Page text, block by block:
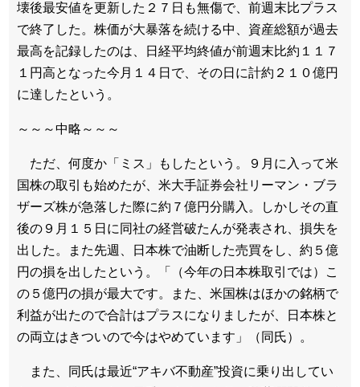
壊後最安値を更新した２７日も無傷で、前週末比プラス
で終了した。株価が大暴落を続ける中、資産総額が過去
最高を記録したのは、日経平均終値が前週末比約１１７
１円高となった今月１４日で、その日に計約２１０億円
に達したという。
～～～中略～～～
ただ、何度か「ミス」もしたという。９月に入って米
国株の取引も始めたが、米大手証券会社リーマン・ブラ
ザーズ株が急落した際に約７億円分購入。しかしその直
後の９月１５日に同社の経営破たんが発表され、損失を
出した。また先週、日本株で油断した売買をし、約５億
円の損を出したという。「（今年の日本株取引では）こ
の５億円の損が最大です。また、米国株はほかの銘柄で
利益が出たので合計はプラスになりましたが、日本株と
の両立はきついので今はやめています」（同氏）。
また、同氏は最近“アキバ不動産”投資に乗り出してい